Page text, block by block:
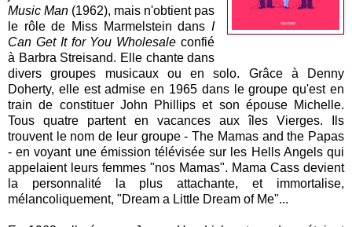
Music Man (1962), mais n'obtient pas
le rôle de Miss Marmelstein dansI
Can Get It for You Wholesale confié
à Barbra Streisand. Elle chante dans
divers groupes musicaux ou en solo. Grâce à Denny
Doherty, elle est admise en 1965 dans le groupe qu'est en
train de constituer John Phillips et son épouse Michelle.
Tous quatre partent en vacances aux îles Vierges. Ils
trouvent le nom de leur groupe - The Mamas and the Papas
- en voyant une émission télévisée sur les Hells Angels qui
appelaient leurs femmes "nos Mamas". Mama Cass devient
la personnalité la plus attachante, et immortalise,
mélancoliquement, "Dream a Little Dream of Me"...